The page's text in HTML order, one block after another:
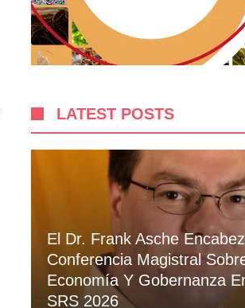
LATEST POSTS
El Dr. Frank Asche
Conferencia Magistral
Economía Y Gobernanza
SRS 2026